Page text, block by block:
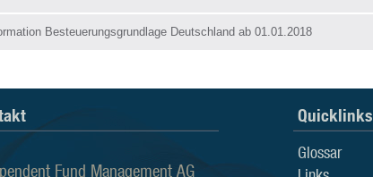
Besteuerungsgrundlage Deutschland ab 01.01.2018
Fund Management AG
Quicklinks
Glossar